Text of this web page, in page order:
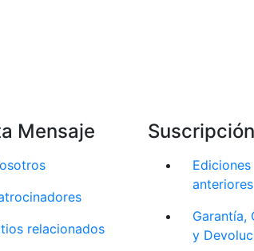
Mensaje
relacionados
Suscripción
Ediciones
anteriores
Garantía,
y